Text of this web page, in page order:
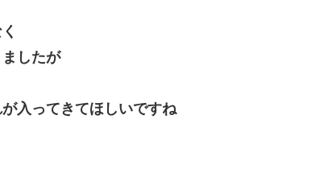
したが
入ってきてほしいですね